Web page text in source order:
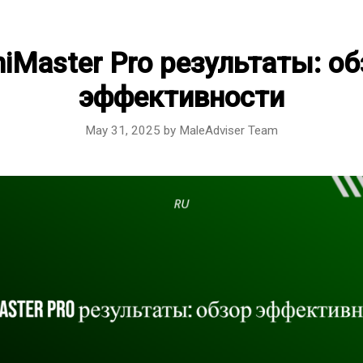
Pro результаты:
эффективности
May 31, 2025 by MaleAdviser Team